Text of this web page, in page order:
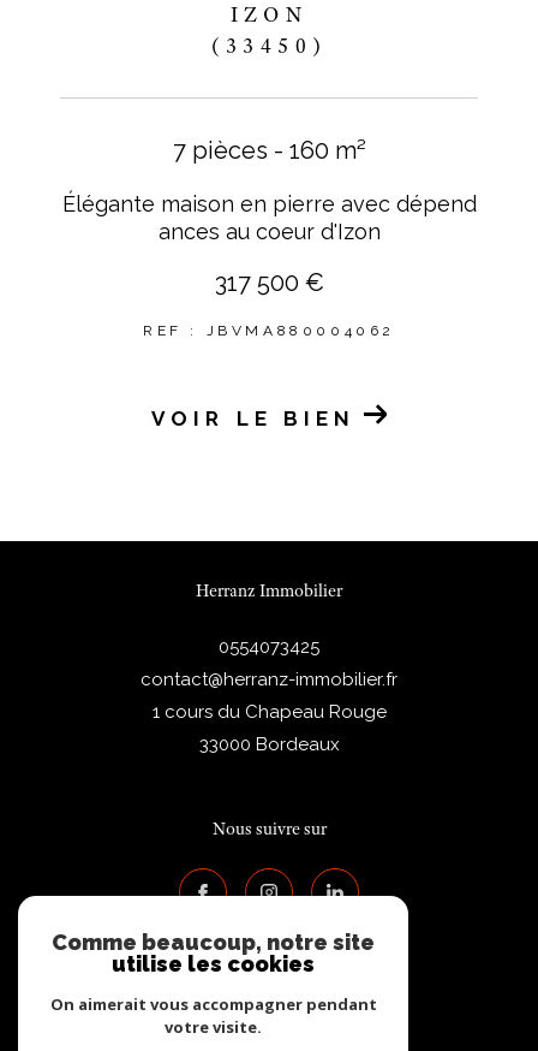
IZON
(33450)
7 pièces - 160 m²
Élégante maison en pierre avec dépend
ances au coeur d'Izon
317 500 €
REF : JBVMA880004062
VOIR LE BIEN
Herranz Immobilier
0554073425
contact@herranz-immobilier.fr
1 cours du Chapeau Rouge
33000
Bordeaux
Nous suivre sur
Comme beaucoup, notre site
utilise les cookies
On aimerait vous accompagner pendant
votre visite.